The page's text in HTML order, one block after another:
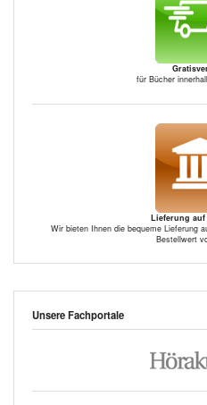
für Bücher
Lieferung
Wir bieten Ihnen die bequeme Lieferung
Bestellwert
Unsere Fachportale